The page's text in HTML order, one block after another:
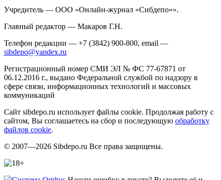
Учредитель — ООО «Онлайн-журнал «Сибдепо»».
Главный редактор — Макаров Г.Н.
Телефон редакции — +7 (3842) 900-800, email —
sibdepo@yandex.ru
Регистрационный номер СМИ ЭЛ № ФС 77-67871 от
06.12.2016 г., выдано Федеральной службой по надзору в
сфере связи, информационных технологий и массовых
коммуникаций
Сайт sibdepo.ru использует файлы cookie. Продолжая работу с
сайтом, Вы соглашаетесь на сбор и последующую обработку
файлов cookie.
© 2007—2026 Sibdepo.ru Все права защищены.